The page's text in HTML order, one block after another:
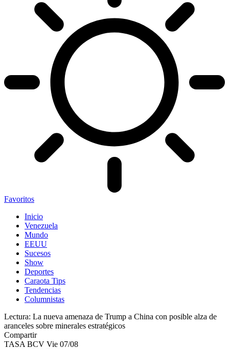
Favoritos
Inicio
Venezuela
Mundo
EEUU
Sucesos
Show
Deportes
Caraota Tips
Tendencias
Columnistas
Lectura: La nueva amenaza de Trump a China con posible alza de
aranceles sobre minerales estratégicos
Compartir
TASA BCV Vie 07/08